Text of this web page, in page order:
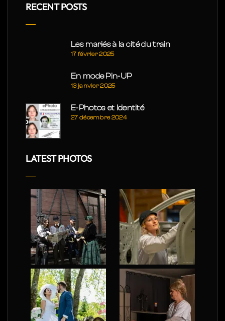
RECENT POSTS
Les mariés à la cité du train
17 février 2025
En mode Pin-UP
13 janvier 2025
E-Photos et Identité
27 décembre 2024
LATEST PHOTOS